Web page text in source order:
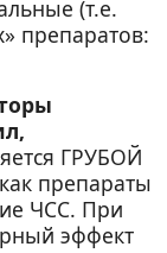
(т.е.
препаратов:
ГРУБОЙ
препараты
ЧСС. При
эффект